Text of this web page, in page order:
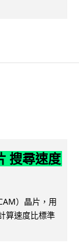
搜尋速度
）晶片，用
算速度比標準